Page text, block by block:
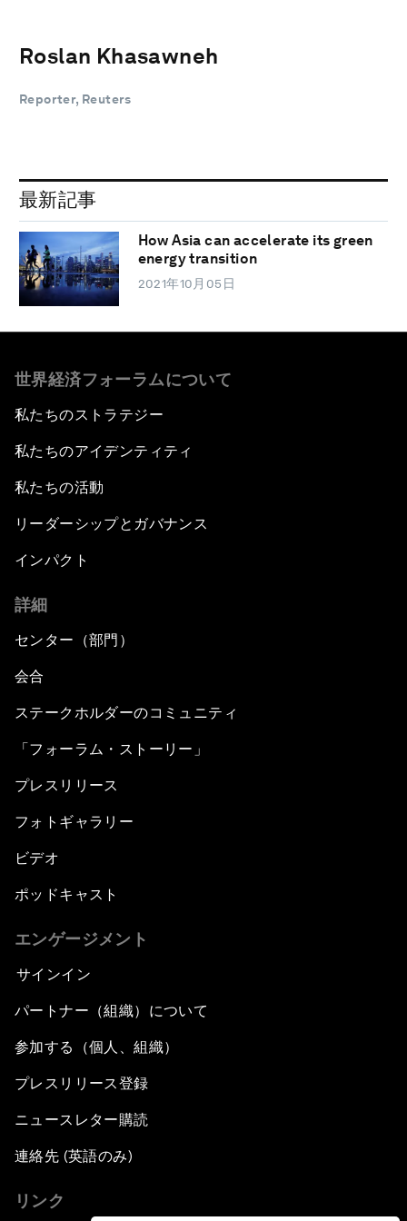
Roslan Khasawneh
Reporter, Reuters
最新記事
How Asia can accelerate its green
energy transition
2021年10月05日
世界経済フォーラムについて
私たちのストラテジー
私たちのアイデンティティ
私たちの活動
リーダーシップとガバナンス
インパクト
詳細
センター（部門）
会合
ステークホルダーのコミュニティ
「フォーラム・ストーリー」
プレスリリース
フォトギャラリー
ビデオ
ポッドキャスト
エンゲージメント
サインイン
パートナー（組織）について
参加する（個人、組織）
プレスリリース登録
ニュースレター購読
連絡先 (英語のみ)
リンク